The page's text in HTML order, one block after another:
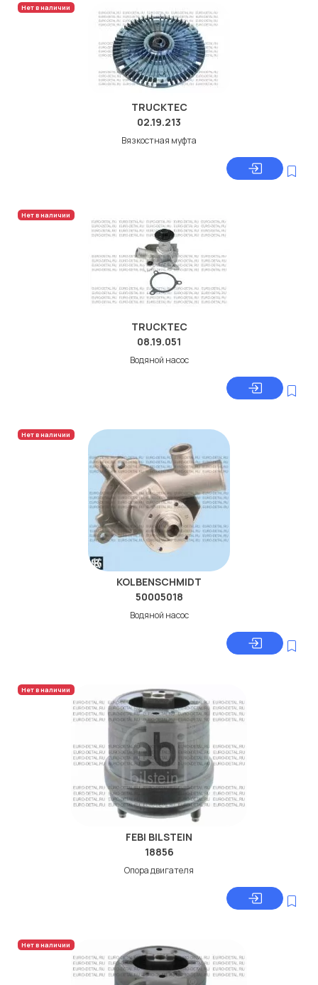
Нет в наличии
TRUCKTEC
02.19.213
Вязкостная муфта
Нет в наличии
TRUCKTEC
08.19.051
Водяной насос
Нет в наличии
KOLBENSCHMIDT
50005018
Водяной насос
Нет в наличии
FEBI BILSTEIN
18856
Опора двигателя
Нет в наличии